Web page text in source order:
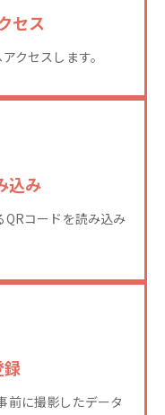
セス
クセスします。
込み
コードを読み込み
録
前に撮影したデータ